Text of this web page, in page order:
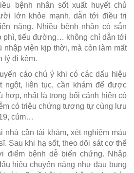
bệnh nhân sốt xuất huyết chủ
lớn khỏe mạnh, dẫn tới điều trị
nặng. Nhiều bệnh nhân có sẵn
phì, tiểu đường… không chỉ dẫn tới
nhập viện kịp thời, mà còn làm mất
lý đi kèm.
cáo chú ý khi có các dấu hiệu
ngột, liên tục, cần khám để được
hợp, nhất là trong bối cảnh hiện có
có triệu chứng tương tự cùng lưu
cúm…
nhà cần tái khám, xét nghiệm máu
Sau khi hạ sốt, theo dõi sát cơ thể
điểm bệnh dễ biến chứng. Nhập
hiệu chuyển nặng như đau bụng